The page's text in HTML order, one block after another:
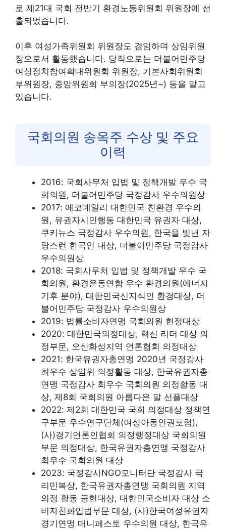
로 제21대 국회 전반기 환경노동위원회 위원장에 선
출되었습니다.
이후 여성가족위원회 위원장도 겸임하며 상임위원
장으로서 활동했습니다. 당직으로는 더불어민주당
여성정치참여확대위원회 위원장, 기본사회위원회
부위원장, 중앙위원회 부의장(2025년~) 등을 맡고
있습니다.
국회의원 송옥주 수상 및 주요
이력
2016: 국회사무처 입법 및 정책개발 우수 국
회의원, 더불어민주당 국정감사 우수의원상
2017: 에코데일리 대한민국 친환경 우수의
원, 유권자시민행동 대한민국 유권자 대상,
쿠키뉴스 국정감사 우수의원, 한국을 빛낸 자
랑스런 한국인 대상, 더불어민주당 국정감사
우수의원상
2018: 국회사무처 입법 및 정책개발 우수 국
회의원, 환경운동연합 우수 환경의원(에너지
기후 분야), 대한민국신지식인 환경대상, 더
불어민주당 국정감사 우수의원상
2019: 법률소비자연맹 국회의원 헌정대상
2020: 대한민국의정대상, 혁신 리더 대상 의
정부문, 오산화성지역 언론협회 의정대상
2021: 한국유권자총연맹 2020년 국정감사
최우수 상임위 의정활동 대상, 한국유권자총
연맹 국정감사 최우수 국회의원 의정활동 대
상, 제8회 국회의원 아름다운 말 선플대상
2022: 제2회 대한민국 국회 의정대상 정책연
구부문 우수연구단체(여성아동인권포럼),
(사)경기언론인협회 의정행정대상 국회의원
부문 의정대상, 한국유권자총연맹 국정감사
최우수 국회의원 대상
2023: 국정감사NGO모니터단 국정감사 국
리민복상, 한국유권자총연맹 국회의원 지역
의정 활동 공헌대상, 대한민국소비자 대상 소
비자친화입법부문 대상, (사)한국여성유권자
경기연맹 매니페스토 우수의원 대상, 한국유